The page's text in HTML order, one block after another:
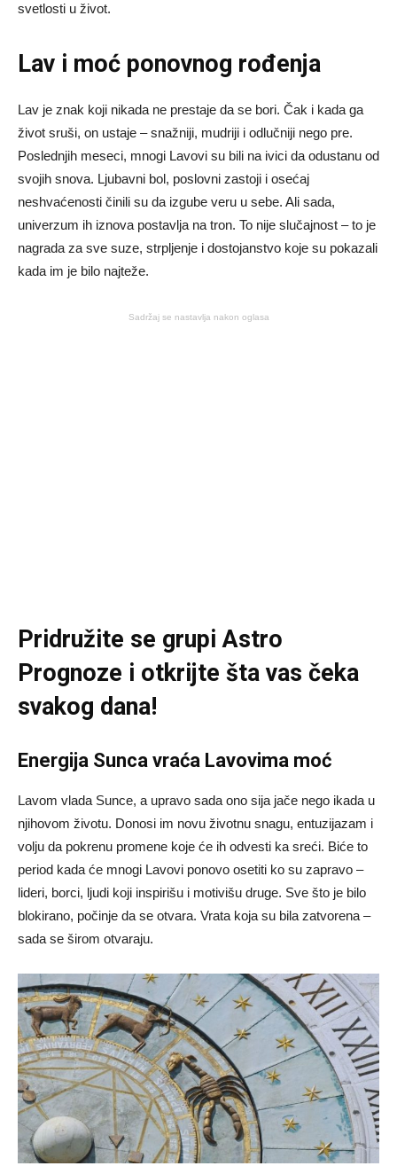
svetlosti u život.
Lav i moć ponovnog rođenja
Lav je znak koji nikada ne prestaje da se bori. Čak i kada ga
život sruši, on ustaje – snažniji, mudriji i odlučniji nego pre.
Poslednjih meseci, mnogi Lavovi su bili na ivici da odustanu od
svojih snova. Ljubavni bol, poslovni zastoji i osećaj
neshvaćenosti činili su da izgube veru u sebe. Ali sada,
univerzum ih iznova postavlja na tron. To nije slučajnost – to je
nagrada za sve suze, strpljenje i dostojanstvo koje su pokazali
kada im je bilo najteže.
Sadržaj se nastavlja nakon oglasa
Pridružite se grupiAstro
Prognoze i otkrijte šta vas čeka
svakog dana!
Energija Sunca vraća Lavovima moć
Lavom vlada Sunce, a upravo sada ono sija jače nego ikada u
njihovom životu. Donosi im novu životnu snagu, entuzijazam i
volju da pokrenu promene koje će ih odvesti ka sreći. Biće to
period kada će mnogi Lavovi ponovo osetiti ko su zapravo –
lideri, borci, ljudi koji inspirišu i motivišu druge. Sve što je bilo
blokirano, počinje da se otvara. Vrata koja su bila zatvorena –
sada se širom otvaraju.